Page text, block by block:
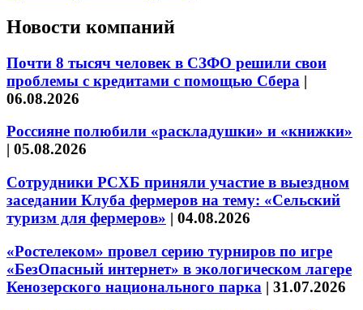
Новости компаний
Почти 8 тысяч человек в СЗФО решили свои
проблемы с кредитами с помощью Сбера |
06.08.2026
Россияне полюбили «раскладушки» и «книжки»
| 05.08.2026
Сотрудники РСХБ приняли участие в выездном
заседании Клуба фермеров на тему: «Сельский
туризм для фермеров» | 04.08.2026
«Ростелеком» провел серию турниров по игре
«БезОпасный интернет» в экологическом лагере
Кенозерского национального парка | 31.07.2026